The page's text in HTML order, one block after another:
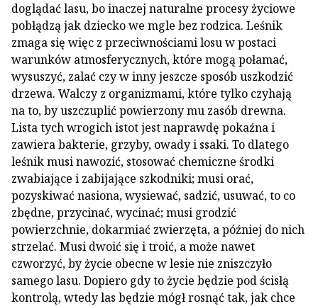
doglądać lasu, bo inaczej naturalne procesy życiowe
pobłądzą jak dziecko we mgle bez rodzica. Leśnik
zmaga się więc z przeciwnościami losu w postaci
warunków atmosferycznych, które mogą połamać,
wysuszyć, zalać czy w inny jeszcze sposób uszkodzić
drzewa. Walczy z organizmami, które tylko czyhają
na to, by uszczuplić powierzony mu zasób drewna.
Lista tych wrogich istot jest naprawdę pokaźna i
zawiera bakterie, grzyby, owady i ssaki. To dlatego
leśnik musi nawozić, stosować chemiczne środki
zwabiające i zabijające szkodniki; musi orać,
pozyskiwać nasiona, wysiewać, sadzić, usuwać, to co
zbędne, przycinać, wycinać; musi grodzić
powierzchnie, dokarmiać zwierzęta, a później do nich
strzelać. Musi dwoić się i troić, a może nawet
czworzyć, by życie obecne w lesie nie zniszczyło
samego lasu. Dopiero gdy to życie będzie pod ścisłą
kontrolą, wtedy las będzie mógł rosnąć tak, jak chce